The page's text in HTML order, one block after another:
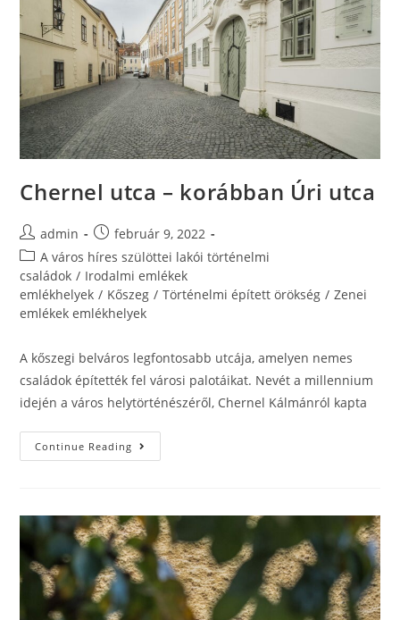
Chernel utca – korábban Úri utca
admin
február 9, 2022
A város híres szülöttei lakói történelmi
családok / Irodalmi emlékek
emlékhelyek / Kőszeg / Történelmi épített örökség / Zenei
emlékek emlékhelyek
A kőszegi belváros legfontosabb utcája, amelyen nemes
családok építették fel városi palotáikat. Nevét a millennium
idején a város helytörténészéről, Chernel Kálmánról kapta
Continue Reading